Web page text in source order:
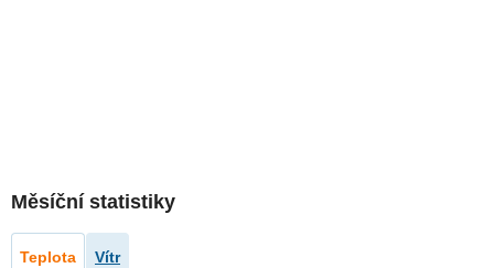
Měsíční statistiky
Teplota Vítr